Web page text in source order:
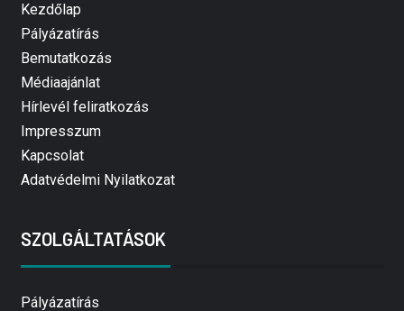
Kezdőlap
Pályázatírás
Bemutatkozás
Médiaajánlat
Hírlevél feliratkozás
Impresszum
Kapcsolat
Adatvédelmi Nyilatkozat
SZOLGÁLTATÁSOK
Pályázatírás